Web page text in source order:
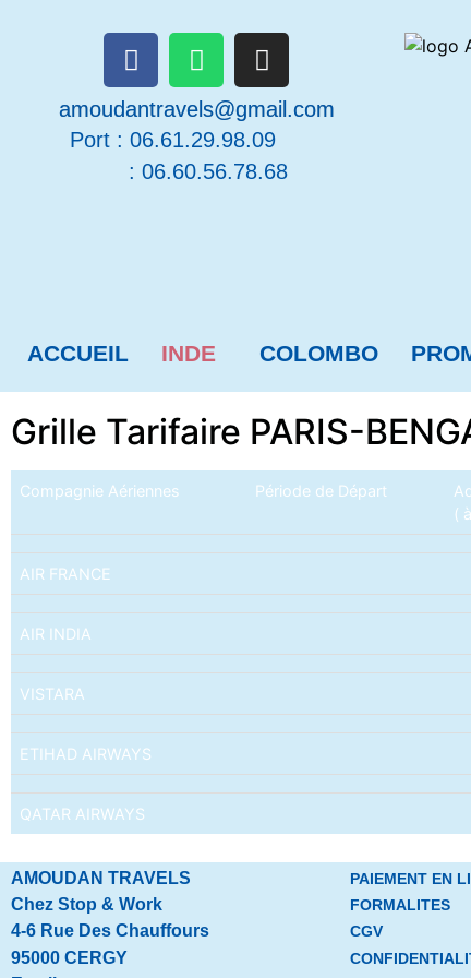
amoudantravels@gmail.com
Port : 06.61.29.98.09
: 06.60.56.78.68
ACCUEIL INDE COLOMBO
Grille Tarifaire PARIS-
Compagnie Aériennes Période de Départ
(
AIR FRANCE
AIR INDIA
VISTARA
ETIHAD AIRWAYS
QATAR AIRWAYS
AMOUDAN TRAVELS
Chez Stop & Work
4-6 Rue Des Chauffours
95000 CERGY
PAIEMENT EN
FORMALITES
CGV